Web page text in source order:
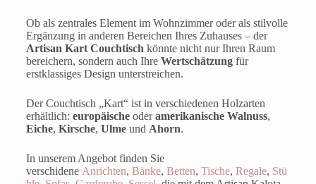
Ob als zentrales Element im Wohnzimmer oder als stilvolle
Ergänzung in anderen Bereichen Ihres Zuhauses – der
Artisan Kart Couchtisch könnte nicht nur Ihren Raum
bereichern, sondern auch Ihre Wertschätzungfür
erstklassiges Design unterstreichen.
Der Couchtisch „Kart“ ist in verschiedenen Holzarten
erhältlich: europäischeoderamerikanische Walnuss,
Eiche, Kirsche, Ulmeund Ahorn.
In unserem Angebot finden Sie
verschidene Anrichten, Bänke, Betten, Tische, Regale, Stü